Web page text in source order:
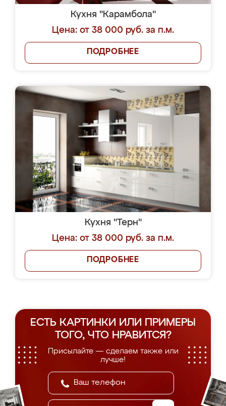
Кухня "Карамбола"
Цена: от 38 000 руб. за п.м.
ПОДРОБНЕЕ
Кухня "Терн"
Цена: от 38 000 руб. за п.м.
ПОДРОБНЕЕ
ЕСТЬ КАРТИНКИ ИЛИ ПРИМЕРЫ
ТОГО, ЧТО НРАВИТСЯ?
Присылайте — сделаем также или
лучше!